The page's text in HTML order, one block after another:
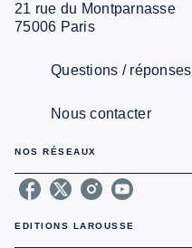
21 rue du Montparnasse
75006 Paris
Questions / réponses
Nous contacter
NOS RÉSEAUX
EDITIONS LAROUSSE